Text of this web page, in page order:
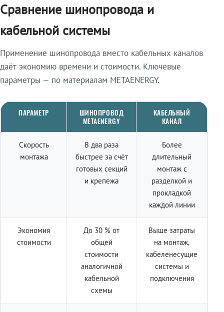
Сравнение шинопровода и
кабельной системы
Применение шинопровода вместо кабельных каналов
даёт экономию времени и стоимости. Ключевые
параметры — по материалам METAENERGY.
ПАРАМЕТР
ШИНОПРОВОД
METAENERGY
КАБЕЛЬНЫЙ
КАНАЛ
Скорость
монтажа
В два раза
быстрее за счёт
готовых секций
и крепежа
Более
длительный
монтаж с
разделкой и
прокладкой
каждой линии
Экономия
стоимости
До 30 % от
общей
стоимости
аналогичной
кабельной
схемы
Выше затраты
на монтаж,
кабеленесущие
системы и
подключения